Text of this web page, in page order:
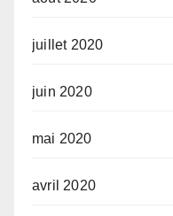
juillet 2020
juin 2020
mai 2020
avril 2020